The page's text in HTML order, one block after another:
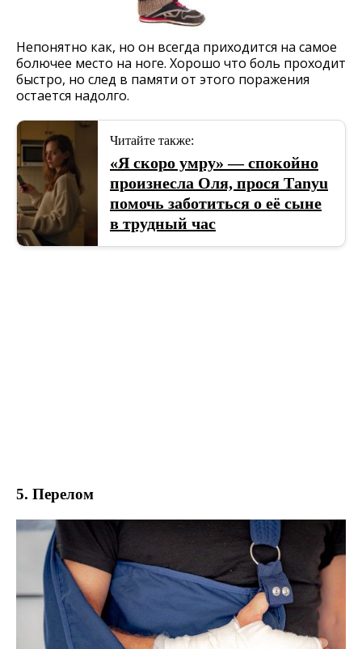
Непонятно как, но он всегда приходится на самое
болючее место на ноге. Хорошо что боль проходит
быстро, но след в памяти от этого поражения
остается надолго.
Читайте также:
«Я скоро умру» — спокойно
произнесла Оля, прося Тanyu
помочь заботиться о её сыне
в трудный час
5. Перелом